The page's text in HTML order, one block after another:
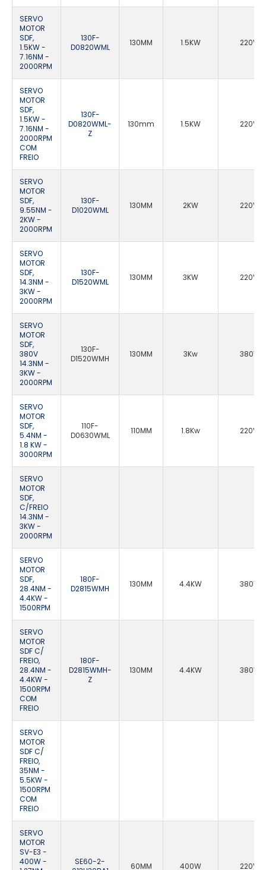
SERVO
MOTOR
SDF,
1.5KW -
7.16NM -
2000RPM
130F-
D0820WML
130MM 1.5KW
SERVO
MOTOR
SDF,
1.5KW -
7.16NM -
2000RPM
COM
FREIO
130F-
D0820WML-
Z
130mm 1.5KW
SERVO
MOTOR
SDF,
9.55NM -
2KW -
2000RPM
130F-
D1020WML
130MM 2KW
SERVO
MOTOR
SDF,
14.3NM -
3KW -
2000RPM
130F-
D1520WML
130MM 3KW
SERVO
MOTOR
SDF,
380V
14.3NM -
3KW -
2000RPM
130F-
D1520WMH
130MM 3Kw
SERVO
MOTOR
SDF,
5.4NM -
1.8 KW -
3000RPM
110F-
D0630WML
110MM 1.8Kw
SERVO
MOTOR
SDF,
C/FREIO
14.3NM -
3KW -
2000RPM
SERVO
MOTOR
SDF,
28.4NM -
4.4KW -
1500RPM
180F-
D2815WMH
130MM 4.4KW
SERVO
MOTOR
SDF C/
FREIO,
28.4NM -
4.4KW -
1500RPM
COM
FREIO
180F-
D2815WMH-
Z
130MM 4.4KW
SERVO
MOTOR
SDF C/
FREIO,
35NM -
5.5KW -
1500RPM
COM
FREIO
SERVO
MOTOR
SV-E3 -
400W -
SE60-2-
60MM 400W